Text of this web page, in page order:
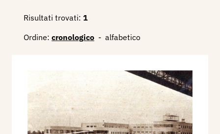
Risultati trovati: 1
Ordine: cronologico - alfabetico